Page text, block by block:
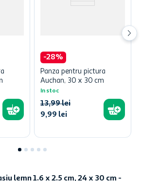
-28%
Panza pentru pictura
Auchan, 30 x 30 cm
In stoc
9,99 lei
13,99lei
lemn 1.6 x 2.5 cm, 24 x 30 cm -